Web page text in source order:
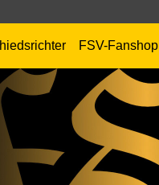
FSV-Fanshop